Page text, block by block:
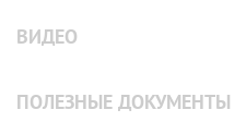
ВИДЕО
ПОЛЕЗНЫЕ ДОКУМЕНТЫ